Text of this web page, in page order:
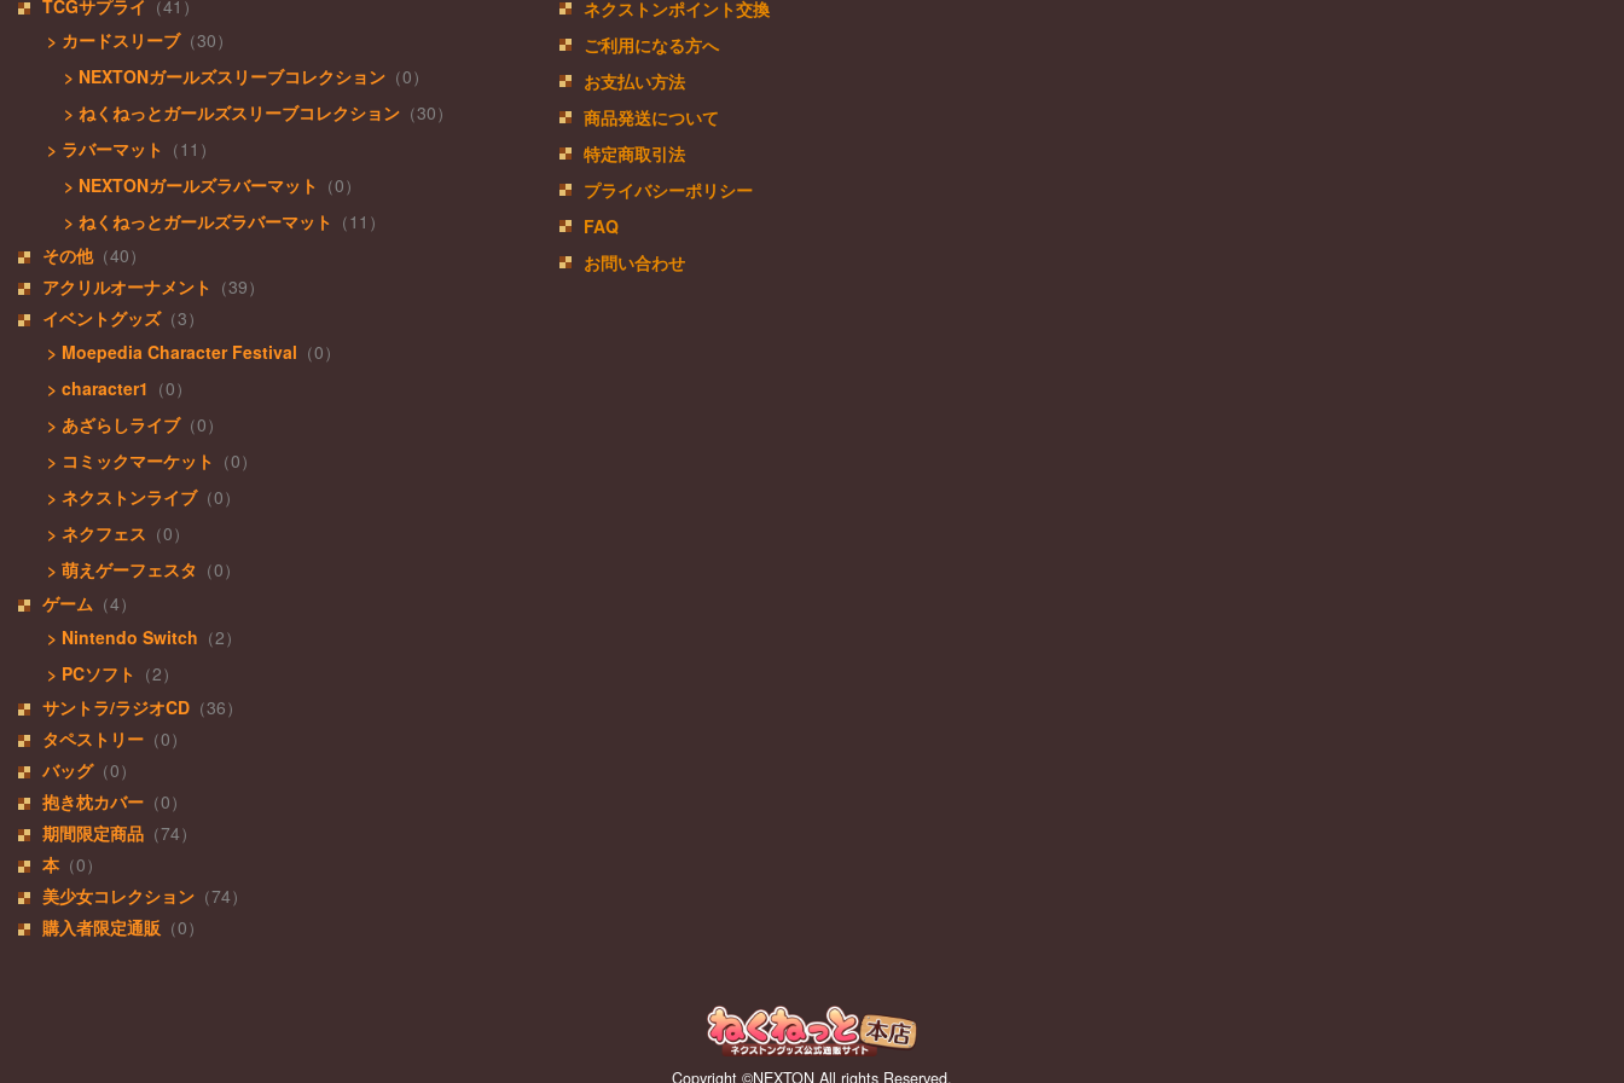
TCGサプライ （41）
> カードスリーブ（30）
> NEXTONガールズスリーブコレクション （0）
> ねくねっとガールズスリーブコレクション （30）
> ラバーマット （11）
> NEXTONガールズラバーマット （0）
> ねくねっとガールズラバーマット （11）
その他（40）
アクリルオーナメント （39）
イベントグッズ（3）
> Moepedia Character Festival （0）
> character1 （0）
> あざらしライブ（0）
> コミックマーケット （0）
> ネクストンライブ（0）
> ネクフェス （0）
> 萌えゲーフェスタ （0）
ゲーム （4）
> Nintendo Switch （2）
> PCソフト （2）
サントラ/ラジオCD （36）
タペストリー （0）
バッグ（0）
抱き枕カバー （0）
期間限定商品 （74）
本 （0）
美少女コレクション （74）
購入者限定通販 （0）
ネクストンポイント交換
ご利用になる方へ
お支払い方法
商品発送について
特定商取引法
プライバシーポリシー
FAQ
お問い合わせ
Copyright ©NEXTON All rights Reserved.